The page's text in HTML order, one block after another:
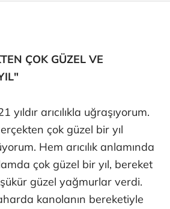
ÇOK GÜZEL VE
yıldır arıcılıkla uğraşıyorum.
çok güzel bir yıl
Hem arıcılık anlamında
çok güzel bir yıl, bereket
güzel yağmurlar verdi.
kanolanın bereketiyle